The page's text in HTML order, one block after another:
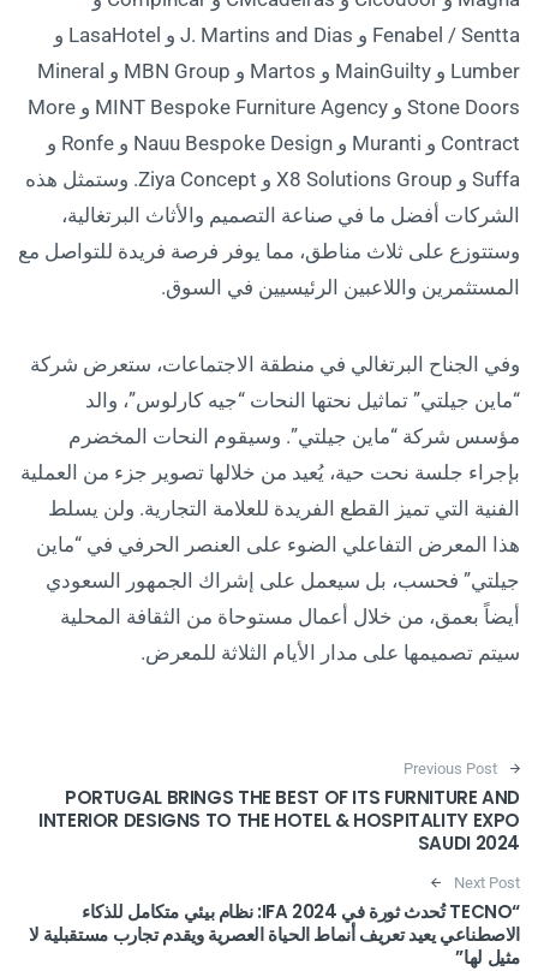
Fenabel / Sentta و J. Martins and Dias و LasaHotel و
Lumber و MainGuilty و Martos و MBN Group و Mineral
Stone Doors و MINT Bespoke Furniture Agency و More
Contract و Muranti و Nauu Bespoke Design و Ronfe و
Suffa و X8 Solutions Group و Ziya Concept. وستمثل هذه
الشركات أفضل ما في صناعة التصميم والأثاث البرتغالية،
وستتوزع على ثلاث مناطق، مما يوفر فرصة فريدة للتواصل مع
المستثمرين واللاعبين الرئيسيين في السوق.
وفي الجناح البرتغالي في منطقة الاجتماعات، ستعرض شركة
“ماين جيلتي” تماثيل نحتها النحات “جيه كارلوس”، والد
مؤسس شركة “ماين جيلتي”. وسيقوم النحات المخضرم
بإجراء جلسة نحت حية، يُعيد من خلالها تصوير جزء من العملية
الفنية التي تميز القطع الفريدة للعلامة التجارية. ولن يسلط
هذا المعرض التفاعلي الضوء على العنصر الحرفي في “ماين
جيلتي” فحسب، بل سيعمل على إشراك الجمهور السعودي
أيضاً بعمق، من خلال أعمال مستوحاة من الثقافة المحلية
سيتم تصميمها على مدار الأيام الثلاثة للمعرض.
Post navigation
Previous Post
PORTUGAL BRINGS THE BEST OF ITS FURNITURE AND
INTERIOR DESIGNS TO THE HOTEL & HOSPITALITY EXPO
SAUDI 2024
Next Post
“TECNO تُحدث ثورة في IFA 2024: نظام بيئي متكامل للذكاء
الاصطناعي يعيد تعريف أنماط الحياة العصرية ويقدم تجارب مستقبلية لا
مثيل لها”